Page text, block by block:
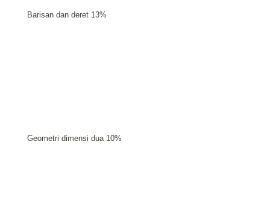
Barisan dan deret 13%
Geometri dimensi dua 10%